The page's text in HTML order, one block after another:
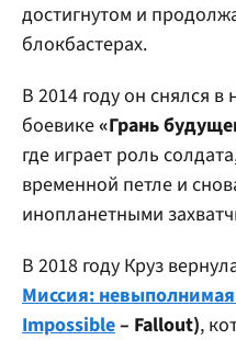
достигнутом и
блокбастерах.
В 2014 году он снялся
боевике«Грань
где играет роль
временной петле и
инопланетными
В 2018 году Круз
Миссия:
Impossible– Fallout),